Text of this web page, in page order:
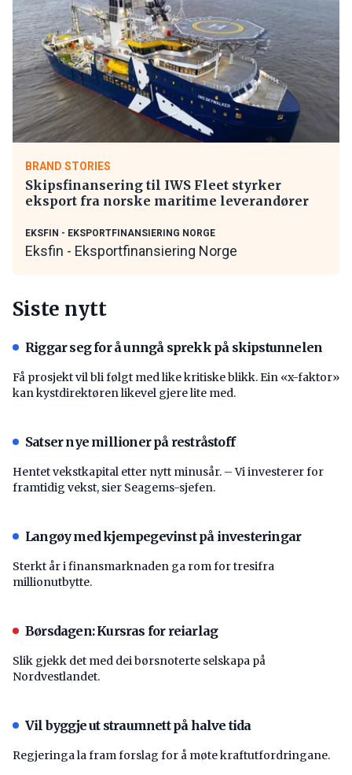
BRAND STORIES
Skipsfinansering til IWS Fleet styrker
eksport fra norske maritime leverandører
EKSFIN - EKSPORTFINANSIERING NORGE
Eksfin - Eksportfinansiering Norge
Siste nytt
Riggar seg for å unngå sprekk på skipstunnelen
Få prosjekt vil bli følgt med like kritiske blikk. Ein «x-faktor»
kan kystdirektøren likevel gjere lite med.
Satser nye millioner på restråstoff
Hentet vekstkapital etter nytt minusår. – Vi investerer for
framtidig vekst, sier Seagems-sjefen.
Langøy med kjempegevinst på investeringar
Sterkt år i finansmarknaden ga rom for tresifra
millionutbytte.
Børsdagen: Kursras for reiarlag
Slik gjekk det med dei børsnoterte selskapa på
Nordvestlandet.
Vil byggje ut straumnett på halve tida
Regjeringa la fram forslag for å møte kraftutfordringane.